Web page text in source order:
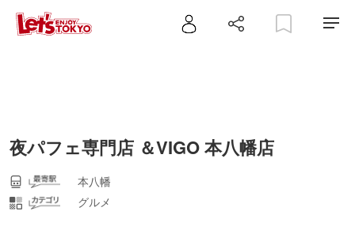
夜パフェ専門店 ＆VIGO 本八幡店
本八幡
グルメ